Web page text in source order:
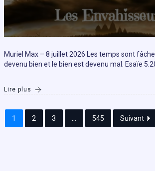
Muriel Max – 8 juillet 2026 Les temps sont
devenu bien et le bien est devenu mal. Esaïe
Lire plus
1 2 3 545 Suivant